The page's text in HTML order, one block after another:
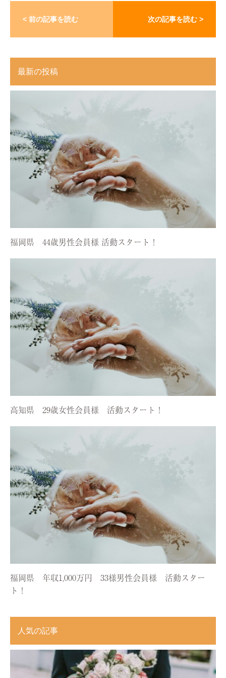
< 前の記事を読む 次の記事を読む >
最新の投稿
福岡県 44歳男性会員様 活動スタート！
高知県 29歳女性会員様 活動スタート！
福岡県 年収1,000万円 33様男性会員様 活動スター
ト！
人気の記事